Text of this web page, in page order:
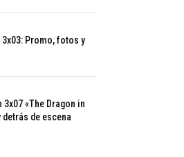
3x03: Promo, fotos y
«The Dragon in
de escena